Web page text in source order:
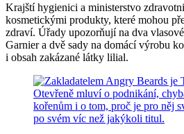
Krajští hygienici a ministerstvo
kosmetickými produkty, které mohou
zdraví. Úřady upozorňují na dva
Garnier a dvě sady na domácí výrobu
i obsah zakázané látky lilial.